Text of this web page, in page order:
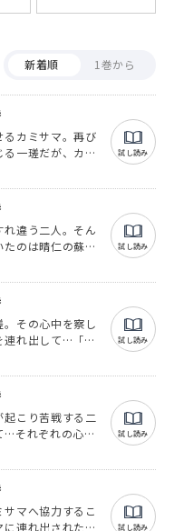
新着順 1巻から
カミサマ。再び
一瑳だが、カミ
試し読み
違う二人。そん
のは晴仁の蘇生
試し読み
その心中を察し
連れ出して…「お
」
試し読み
こり苦戦する二
…それぞれの心が
試し読み
マへ協力するこ
連れ出された修
試し読み